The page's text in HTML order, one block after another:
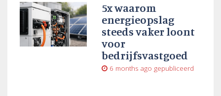
5x waarom
energieopslag
steeds vaker loont
voor
bedrijfsvastgoed
6 months ago gepubliceerd